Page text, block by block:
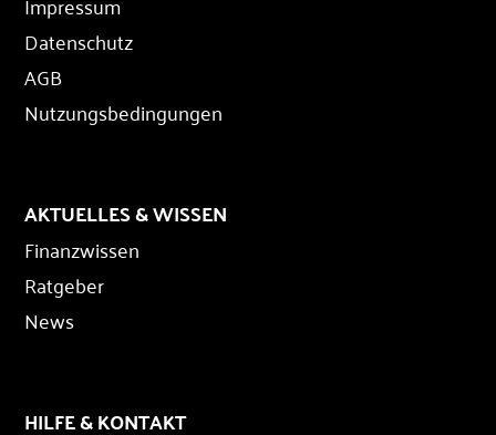
Datenschutz
AGB
Nutzungsbedingungen
AKTUELLES & WISSEN
Finanzwissen
Ratgeber
News
HILFE & KONTAKT